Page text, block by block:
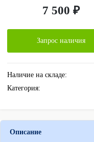
7 500 ₽
Запрос наличия
Наличие на складе:
Категория:
Описание